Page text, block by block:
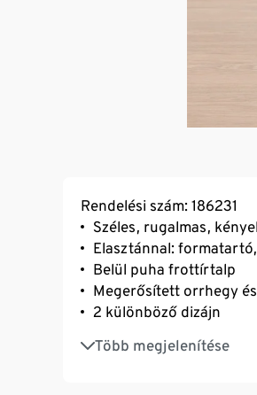
Rendelési szám: 186231
Széles, rugalmas,
Elasztánnal:
Belül puha frottírtalp
Megerősített orrhegy
2 különböző dizájn
Több megjelenítése
Újrahasznosított
GOTS szabványnak